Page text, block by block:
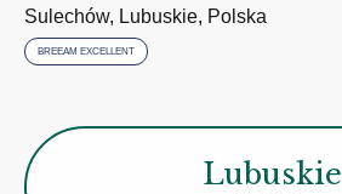
Sulechów, Lubuskie, Polska
BREEAM EXCELLENT
Lubuskie